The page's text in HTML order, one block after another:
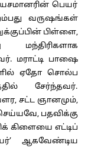
பெயர்
வருஷங்கள்
பிள்ளை,
மராட்டி பாஷை
ஏதோ சொல்ப
சேர்ந்தவர்.
சட்ட ஞானமும்,
பதவிக்கு
கிளையை எட்டிப்
ஆகவேண்டிய